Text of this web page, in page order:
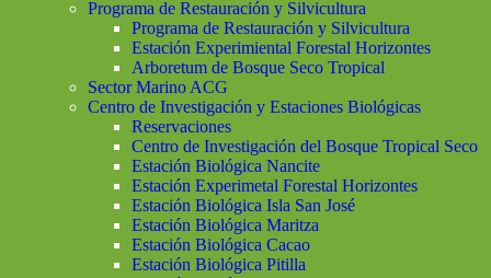
Programa de Restauración y Silvicultura
Programa de Restauración y Silvicultura
Estación Experimiental Forestal Horizontes
Arboretum de Bosque Seco Tropical
Sector Marino ACG
Centro de Investigación y Estaciones Biológicas
Reservaciones
Centro de Investigación del Bosque Tropical Seco
Estación Biológica Nancite
Estación Experimetal Forestal Horizontes
Estación Biológica Isla San José
Estación Biológica Maritza
Estación Biológica Cacao
Estación Biológica Pitilla